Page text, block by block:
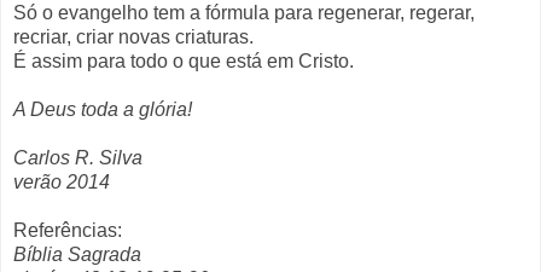
Só o evangelho tem a fórmula para regenerar, regerar,
recriar, criar novas criaturas.
É assim para todo o que está em Cristo.
A Deus toda a glória!
Carlos R. Silva
verão 2014
Referências:
Bíblia Sagrada